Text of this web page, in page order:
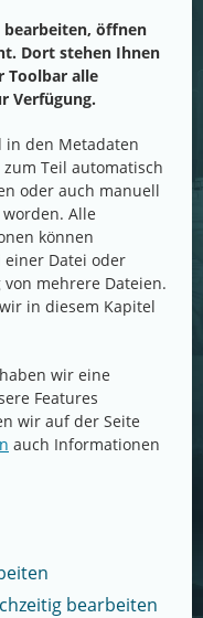
bearbeiten, öffnen
Dort stehen Ihnen
Toolbar alle
Verfügung.
in den Metadaten
Teil automatisch
oder auch manuell
Alle
können
Datei oder
mehrere Dateien.
in diesem Kapitel
haben wir eine
Features
wir auf der Seite
auch Informationen
bearbeiten